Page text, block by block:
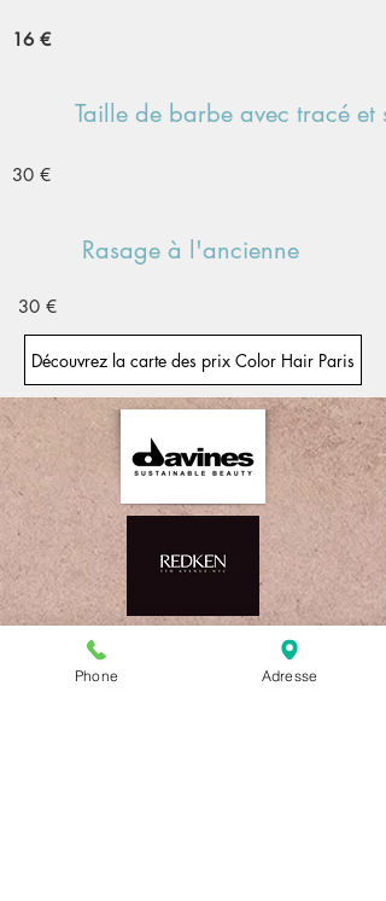
16 €
Taille de barbe avec tracé et
30 €
Rasage à l'ancienne
30 €
Découvrez la carte des prix Color Hair Paris
Phone Adresse